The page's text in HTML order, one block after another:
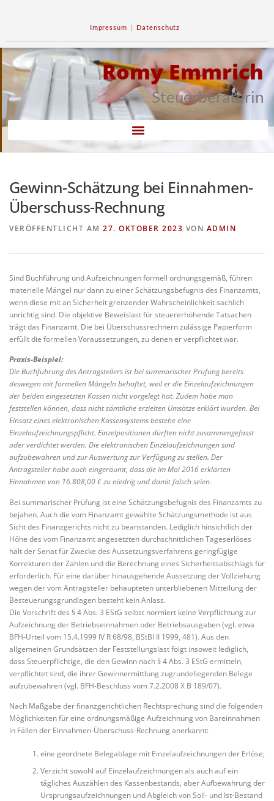
Impressum | Datenschutz
Romy Emmrich
Steuerberaterin
Gewinn-Schätzung bei Einnahmen-
Überschuss-Rechnung
VERÖFFENTLICHT AM 27. OKTOBER 2023 VON ADMIN
Sind Buchführung und Aufzeichnungen formell ordnungsgemäß, führen
materielle Mängel nur dann zu einer Schätzungsbefugnis des Finanzamts,
wenn diese mit an Sicherheit grenzender Wahrscheinlichkeit sachlich
unrichtig sind. Die objektive Beweislast für steuererhöhende Tatsachen
trägt das Finanzamt. Die bei Überschussrechnern zulässige Papierform
erfüllt die formellen Voraussetzungen, zu denen er verpflichtet war.
Praxis-Beispiel:
Die Buchführung des Antragstellers ist bei summarischer Prüfung bereits
deswegen mit formellen Mängeln behaftet, weil er die Einzelaufzeichnungen
der beiden eingesetzten Kassen nicht vorgelegt hat. Zudem habe man
feststellen können, dass nicht sämtliche erzielten Umsätze erklärt wurden. Bei
Einsatz eines elektronischen Kassensystems bestehe eine
Einzelaufzeichnungspflicht. Einzelpositionen dürften nicht zusammengefasst
oder verdichtet werden. Die elektronischen Einzelaufzeichnungen sind
aufzubewahren und zur Auswertung zur Verfügung zu stellen. Der
Antragsteller habe auch eingeräumt, dass die im Mai 2016 erklärten
Einnahmen von 16.808,00 € zu niedrig und damit falsch seien.
Bei summarischer Prüfung ist eine Schätzungsbefugnis des Finanzamts zu
bejahen. Auch die vom Finanzamt gewählte Schätzungsmethode ist aus
Sicht des Finanzgerichts nicht zu beanstanden. Lediglich hinsichtlich der
Höhe des vom Finanzamt angesetzten durchschnittlichen Tageserlöses
hält der Senat für Zwecke des Aussetzungsverfahrens geringfügige
Korrekturen der Zahlen und die Berechnung eines Sicherheitsabschlags für
erforderlich. Für eine darüber hinausgehende Aussetzung der Vollziehung
wegen der vom Antragsteller behaupteten unterbliebenen Mitteilung der
Besteuerungsgrundlagen besteht kein Anlass.
Die Vorschrift des § 4 Abs. 3 EStG selbst normiert keine Verpflichtung zur
Aufzeichnung der Betriebseinnahmen oder Betriebsausgaben (vgl. etwa
BFH-Urteil vom 15.4.1999 IV R 68/98, BStBl II 1999, 481). Aus den
allgemeinen Grundsätzen der Feststellungslast folgt insoweit lediglich,
dass Steuerpflichtige, die den Gewinn nach § 4 Abs. 3 EStG ermitteln,
verpflichtet sind, die ihrer Gewinnermittlung zugrundeliegenden Belege
aufzubewahren (vgl. BFH-Beschluss vom 7.2.2008 X B 189/07).
Nach Maßgabe der finanzgerichtlichen Rechtsprechung sind die folgenden
Möglichkeiten für eine ordnungsmäßige Aufzeichnung von Bareinnahmen
in Fällen der Einnahmen-Überschuss-Rechnung anerkannt:
eine geordnete Belegablage mit Einzelaufzeichnungen der Erlöse;
Verzicht sowohl auf Einzelaufzeichnungen als auch auf ein
tägliches Auszählen des Kassenbestands, aber Aufbewahrung der
Ursprungsaufzeichnungen und Abgleich von Soll- und Ist-Bestand